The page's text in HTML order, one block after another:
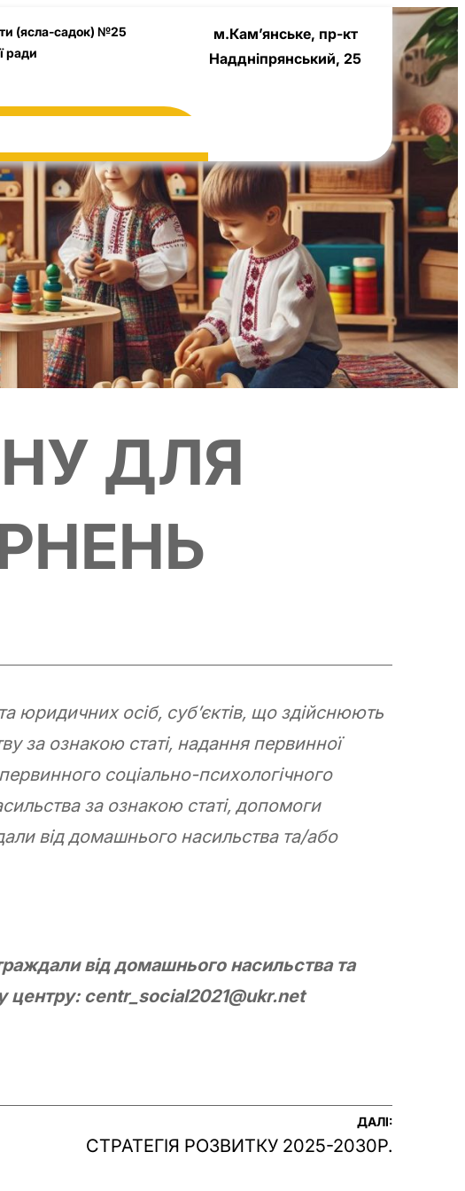
(ясла-садок) №25
ради
м.Кам’янське, пр-кт
Наддніпрянський, 25
ДЛЯ
юридичних осіб, суб’єктів, що здійснюють
за ознакою статі, надання первинної
соціально-психологічного
за ознакою статі, допомоги
від домашнього насильства та/або
від домашнього насильства та
центру: centr_social2021@ukr.net
ДАЛІ:
СТРАТЕГІЯ РОЗВИТКУ 2025-2030Р.